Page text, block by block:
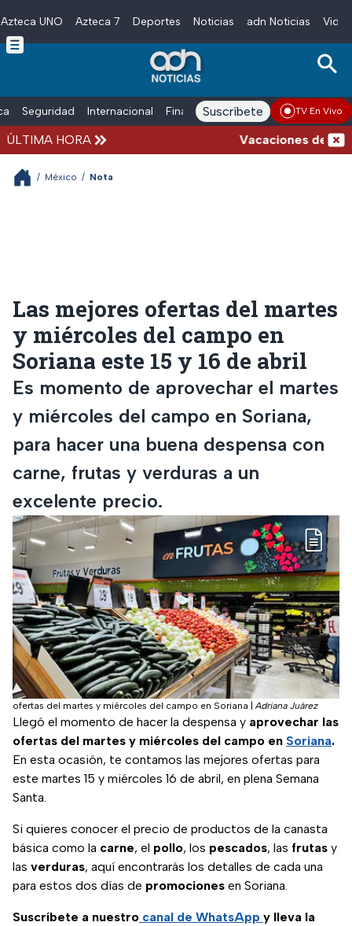
Skip to main content
Azteca UNO Azteca 7 Deportes Noticias adn Noticias
Seguridad Internacional Finanzas adn Noticias Radio
Suscríbete TV En Vivo
ÚLTIMA HORA Vacaciones de
/ México / Nota
Las mejores ofertas del martes
y miércoles del campo en
Soriana este 15 y 16 de abril
Es momento de aprovechar el martes
y miércoles del campo en Soriana,
para hacer una buena despensa con
carne, frutas y verduras a un
excelente precio.
ofertas del martes y miércoles del campo en Soriana |Adriana Juárez
Llegó el momento de hacer la despensa y aprovechar las
ofertas del martes y miércoles del campo en Soriana.
En esta ocasión, te contamos las mejores ofertas para
este martes 15 y miércoles 16 de abril, en plena Semana
Santa.
Si quieres conocer el precio de productos de la canasta
básica como la carne, el pollo, los pescados, las frutas y
las verduras, aquí encontrarás los detalles de cada una
para estos dos días de promociones en Soriana.
Suscríbete a nuestro canal de WhatsApp y lleva la